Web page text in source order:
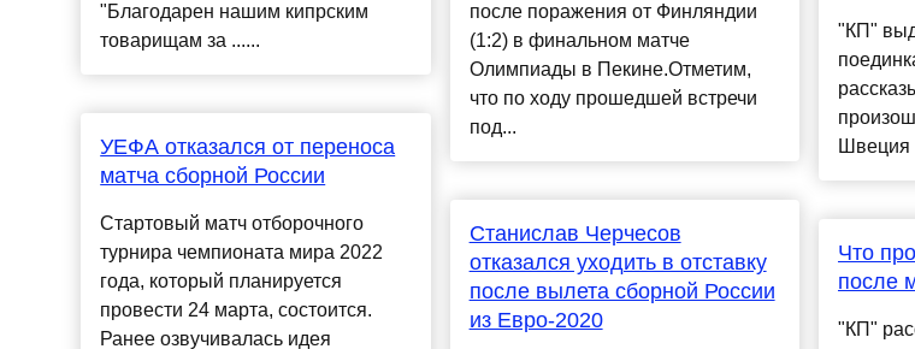
"Благодарен нашим кипрским
товарищам за ......
УЕФА отказался от переноса
матча сборной России
Стартовый матч отборочного
турнира чемпионата мира 2022
года, который планируется
провести 24 марта, состоится.
Ранее озвучивалась идея
после поражения от Финляндии
(1:2) в финальном матче
Олимпиады в Пекине.Отметим,
что по ходу прошедшей встречи
под...
Станислав Черчесов
отказался уходить в отставку
после вылета сборной России
из Евро-2020
"КП"
Швеция
Что
после
"КП"